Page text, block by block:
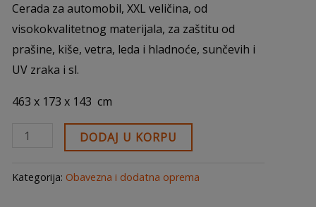
Cerada za automobil, XXL veličina, od
visokokvalitetnog materijala, za zaštitu od
prašine, kiše, vetra, leda i hladnoće, sunčevih i
UV zraka i sl.
463 x 173 x 143 cm
DODAJ U KORPU
Kategorija: Obavezna i dodatna oprema